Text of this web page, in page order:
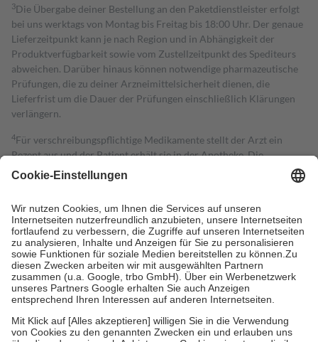
3Die Übergabe deiner Bestellung an den Paketdienstleister erfolgt
bei uns werktags von Montag bis Freitag bis 18:00 Uhr. Der genaue
Lieferzeitpunkt kann je nach Region und in Abhängigkeit der
Produktverfügbarkeit sowie vom Zustellzeitpunkt des Spediteurs
abweichen. Darüber hinaus können notwendige pharmazeutische
Prüfungen, die zu deiner Arzneimittelsicherheit dienen, die
Lieferfrist um die Dauer der Prüfungen einschließlich Klärungen
verlängern.
4Für verschreibungspflichtige Medikamente stellt der Arzt ein
Rezept aus und der Patient erhält sie in der Apotheke. Die
gesetzliche Krankenversicherung übernimmt in der Regel die
Kosten dafür, der Versicherte trägt einen Teil davon als Zuzahlung
Grundsätzlich leisten Mitglieder Zuzahlungen in Höhe von zehn
Prozent des Abgabepreises,mindestens jedochfünf Euround
höchstens zehn Euro.Es sind jedoch nie mehr als die tatsächlichen
Kosten der Leistung zu entrichten.
Diese Regeln gelten grundsätzlich auch für Online-Apotheken.
Bei Heilmitteln und häuslicher Krankenpflege beträgt die
Zuzahlung zehn Prozent der Kosten sowie zehn Euro je
Verordnung.
Um das Engagement der Versicherten für ihre eigene Gesundheit zu